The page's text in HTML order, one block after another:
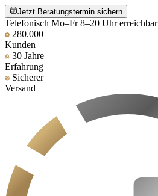
Jetzt Beratungstermin sichern
Telefonisch Mo–Fr 8–20 Uhr erreichbar
280.000
Kunden
30 Jahre
Erfahrung
Sicherer
Versand